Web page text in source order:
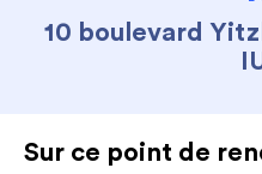
10 boulevard
Sur ce point de